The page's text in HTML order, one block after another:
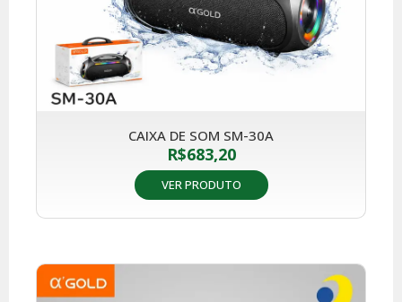
CAIXA DE SOM SM-30A
R$683,20
VER PRODUTO